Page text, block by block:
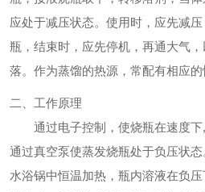
应处于减压状态。使用时，应先减
瓶，结束时，应先停机，再通大气
落。作为蒸馏的热源，常配有相应的
二、工作原理
通过电子控制，使烧瓶在速度下,
通过真空泵使蒸发烧瓶处于负压状
水浴锅中恒温加热，瓶内溶液在负